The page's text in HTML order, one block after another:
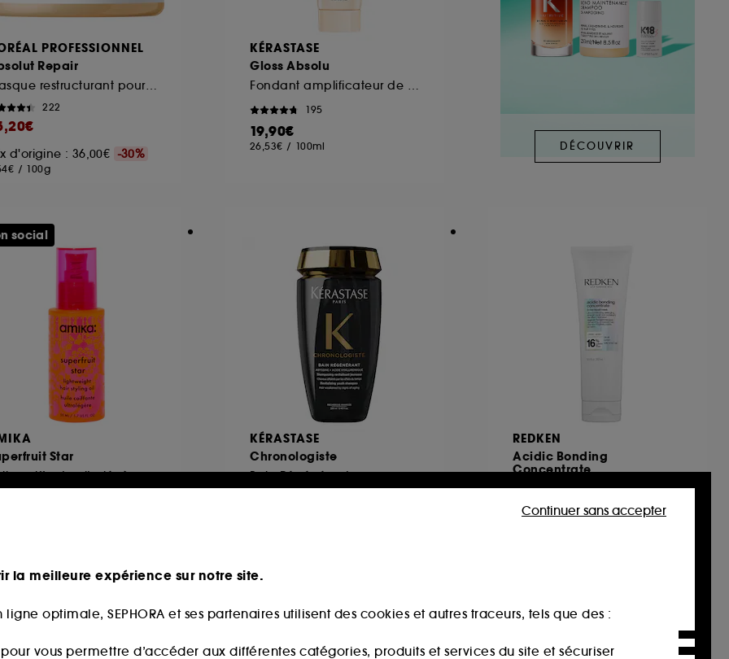
PROFESSIONNEL
Repair
Masque restructurant pour cheveux abîmés
222
d'origine : 36,00€ -30%
/ 100g
KÉRASTASE
Gloss Absolu
195
19,90€
26,53€ / 100ml DÉCOUVRIR
Star
coiffante ultralégère
social
KÉRASTASE
Chronologiste
Bain Régénérant
REDKEN
Acidic Bonding
Concentrate
Masque Réparateur Cheveux 5min
46,00€
fidélité web
la meilleure expérience sur notre site.
optimale, SEPHORA et ses partenaires utilisent des cookies et autres traceurs, tels que des :
pour vous permettre d’accéder aux différentes catégories, produits et services du site et sécuriser
Continuer sans accepter